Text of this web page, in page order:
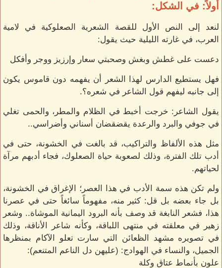
أولاً: في الشكل:
لنعد إلى النص الأول للقصة الشعرية الصعلوكية في لامية
العرب، في غارته الليلية حيث يقول:
دعست على غطش وبغش وصحبتي سعار وإرزيز ووجر وأفكل
فهل يستطيع الدارس لهذا الشعر أن يفهمه دون قاموس يكون
إلى جانبه ليفهم قول الشاعر في شعره؟.
يقول الشاعر: خرجت أخبط في الظلام والمطر، والحمى تغلي
في جوفي والبرد والرعدة يقضقضان أسناني وأضراسي..
مثل هذه الألفاظ والتراكيب، قد بالغت في الخشونة، حتى في
أدب تلك الفترة، وذلك لصعوبة حياة الصعلوك، فجاء أدبهم مرآة
لحياتهم.
ولم تكن هذه سمة الأدب في هذا العصر؛ الإغراق في الخشونة،
بل جاء بعضه بل قل: كثير منه، مفهوماً سائغاً حتى في عصرنا
هذا، فشعر النابغة قد وصف بأنه البرود اليمانية الموشاة.. وشعر
زهير في معلقته في منتهى اللباقة، وكأنه شاعر الأناقة، وذلك
في تصويره مشهد الظعائن التي سارت تعلو الآكام بمنظرها
الجميل، والنساء في الهوادج: (عليهن دل الناعم المتنعم):
علون بأنماط عتاق وكلة